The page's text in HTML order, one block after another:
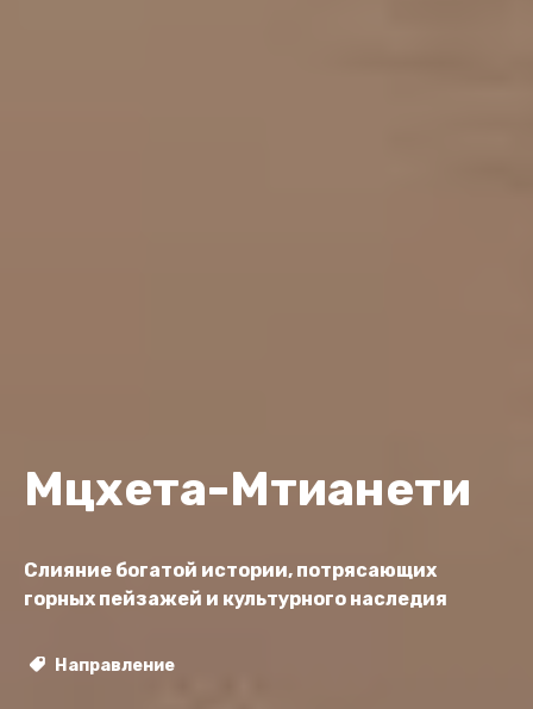
Мцхета-Мтианети
Слияние богатой истории, потрясающих
горных пейзажей и культурного наследия
Направление